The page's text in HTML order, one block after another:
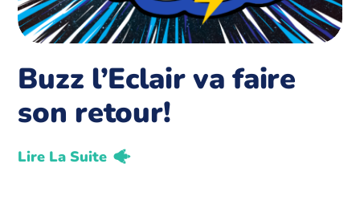
Buzz l’Eclair va faire
son retour!
Lire La Suite